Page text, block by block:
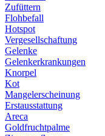
Zufüttern
Flohbefall
Hotspot
Vergesellschaftung
Gelenke
Gelenkerkrankungen
Knorpel
Kot
Mangelerscheinung
Erstausstattung
Areca
Goldfruchtpalme